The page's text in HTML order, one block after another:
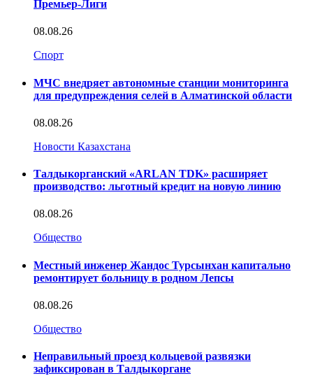
Премьер-Лиги
08.08.26
Спорт
МЧС внедряет автономные станции мониторинга
для предупреждения селей в Алматинской области
08.08.26
Новости Казахстана
Талдыкорганский «ARLAN TDK» расширяет
производство: льготный кредит на новую линию
08.08.26
Общество
Местный инженер Жандос Турсынхан капитально
ремонтирует больницу в родном Лепсы
08.08.26
Общество
Неправильный проезд кольцевой развязки
зафиксирован в Талдыкоргане